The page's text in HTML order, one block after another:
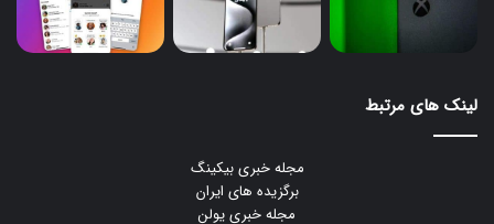
لینک های مرتبط
مجله خبری بیکینگ
برگزیده های ایران
مجله خبری یولن